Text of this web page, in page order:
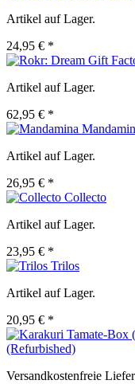
Artikel auf Lager.
24,95 € *
Artikel auf Lager.
62,95 € *
Artikel auf Lager.
26,95 € *
Collecto
Artikel auf Lager.
23,95 € *
Trilos
Artikel auf Lager.
20,95 € *
(Refurbished)
Versandkostenfreie